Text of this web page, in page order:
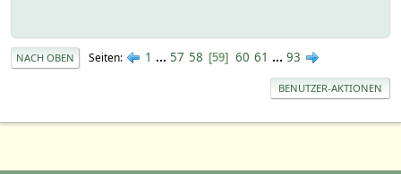
NACH OBEN Seiten 1 ... 57 58 59 60 61 ... 93
BENUTZER-AKTIONEN